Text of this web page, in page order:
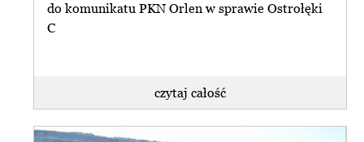
do komunikatu PKN Orlen w sprawie Ostrołęki
C
czytaj całość